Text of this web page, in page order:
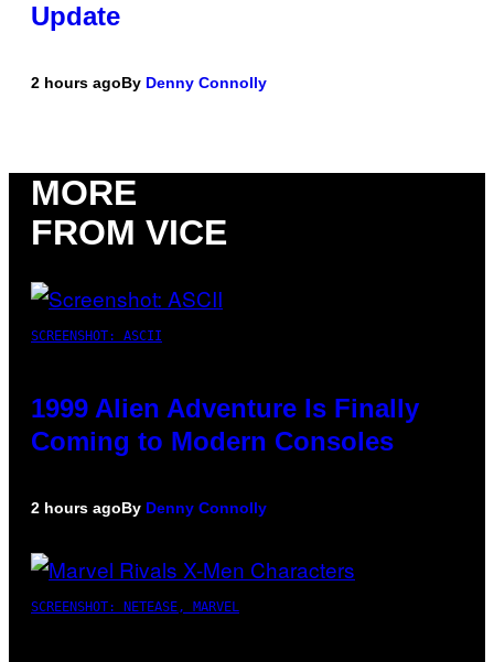
Update
2 hours agoBy Denny Connolly
MORE
FROM VICE
SCREENSHOT: ASCII
1999 Alien Adventure Is Finally
Coming to Modern Consoles
2 hours agoBy Denny Connolly
SCREENSHOT: NETEASE, MARVEL